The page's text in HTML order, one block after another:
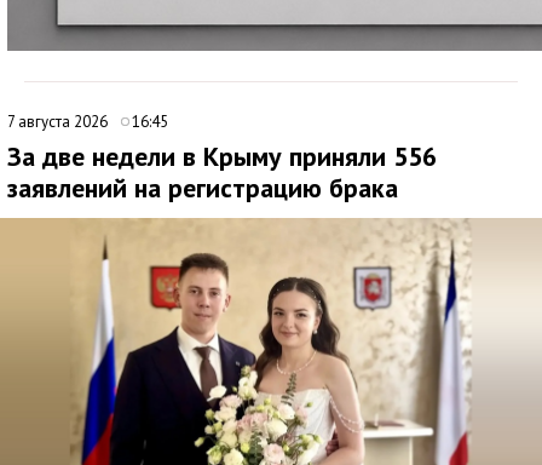
7 августа 2026 16:45
За две недели в Крыму приняли 556
заявлений на регистрацию брака